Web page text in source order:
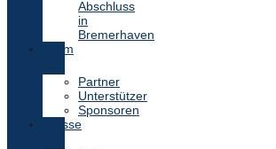
Abschluss
in
Bremerhaven
Team
Partner
Unterstützer
Sponsoren
Presse